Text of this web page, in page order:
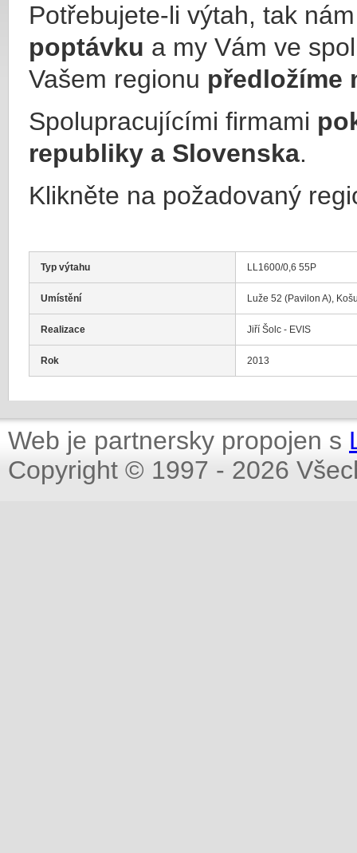
Potřebujete-li výtah, tak
poptávku a my Vám ve
Vašem regionu předložíme
Spolupracujícími firmami
republiky a Slovenska.
Klikněte na požadovaný
Typ výtahu LL1600/0,6 55P
Umístění Luže 52 (Pavilon A),
Realizace Jiří Šolc - EVIS
Rok 2013
Web je partnersky propojen s
Copyright © 1997 - 2026